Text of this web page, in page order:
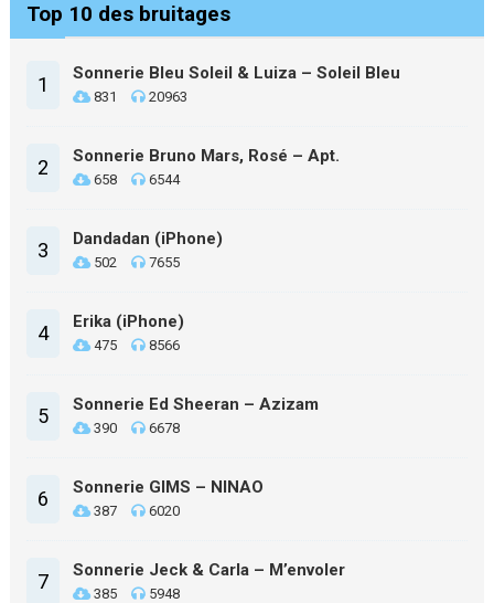
Top 10 des bruitages
1 Sonnerie Bleu Soleil & Luiza – Soleil Bleu
831 20963
2 Sonnerie Bruno Mars, Rosé – Apt.
658 6544
3 Dandadan (iPhone)
502 7655
4 Erika (iPhone)
475 8566
5 Sonnerie Ed Sheeran – Azizam
390 6678
6 Sonnerie GIMS – NINAO
387 6020
7 Sonnerie Jeck & Carla – M’envoler
385 5948